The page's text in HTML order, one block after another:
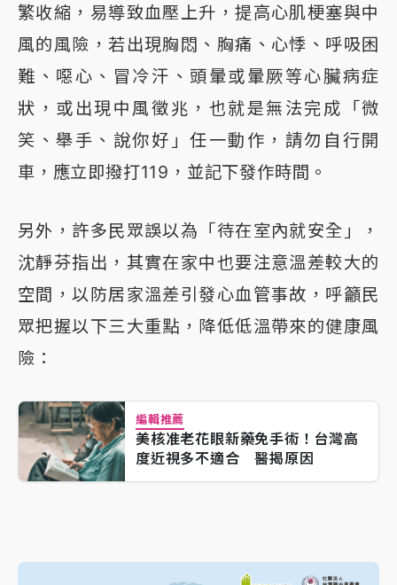
繁收縮，易導致血壓上升，提高心肌梗塞與中
風的風險，若出現胸悶、胸痛、心悸、呼吸困
難、噁心、冒冷汗、頭暈或暈厥等心臟病症
狀，或出現中風徵兆，也就是無法完成「微
笑、舉手、說你好」任一動作，請勿自行開
車，應立即撥打119，並記下發作時間。
另外，許多民眾誤以為「待在室內就安全」，
沈靜芬指出，其實在家中也要注意溫差較大的
空間，以防居家溫差引發心血管事故，呼籲民
眾把握以下三大重點，降低低溫帶來的健康風
險：
編輯推薦
美核准老花眼新藥免手術！台灣高
度近視多不適合 醫揭原因